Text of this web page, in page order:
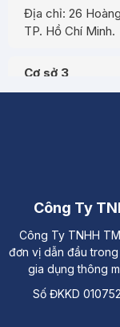
Địa chỉ: 26
TP. Hồ Chí Minh.
Cơ sở 3
Công Ty
Công Ty TNHH
đơn vị dẫn đầu
gia dụng thông
Số ĐKKD